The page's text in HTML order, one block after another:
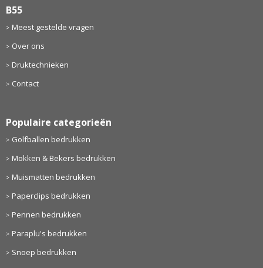
B55
Meest gestelde vragen
Over ons
Druktechnieken
Contact
Populaire categorieën
Golfballen bedrukken
Mokken & Bekers bedrukken
Muismatten bedrukken
Paperclips bedrukken
Pennen bedrukken
Paraplu's bedrukken
Snoep bedrukken